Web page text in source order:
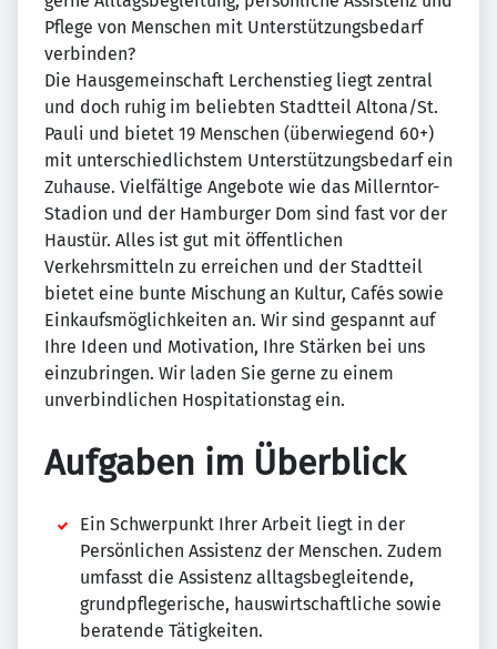
Pflege von Menschen mit Unterstützungsbedarf
verbinden?
Die Hausgemeinschaft Lerchenstieg liegt zentral
und doch ruhig im beliebten Stadtteil Altona/St.
Pauli und bietet 19 Menschen (überwiegend 60+)
mit unterschiedlichstem Unterstützungsbedarf ein
Zuhause. Vielfältige Angebote wie das Millerntor-
Stadion und der Hamburger Dom sind fast vor der
Haustür. Alles ist gut mit öffentlichen
Verkehrsmitteln zu erreichen und der Stadtteil
bietet eine bunte Mischung an Kultur, Cafés sowie
Einkaufsmöglichkeiten an. Wir sind gespannt auf
Ihre Ideen und Motivation, Ihre Stärken bei uns
einzubringen. Wir laden Sie gerne zu einem
unverbindlichen Hospitationstag ein.
Aufgaben im Überblick
Ein Schwerpunkt Ihrer Arbeit liegt in der
Persönlichen Assistenz der Menschen. Zudem
umfasst die Assistenz alltagsbegleitende,
grundpflegerische, hauswirtschaftliche sowie
beratende Tätigkeiten.